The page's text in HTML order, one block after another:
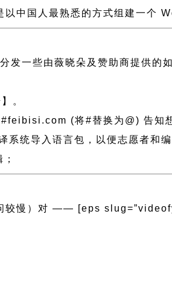
中国人最熟悉的方式组建一个
一些由薇晓朵及赞助商提供的
。
(将#替换为@) 告知
统导入语言包，以便志愿者和编
较慢）对 —— [eps